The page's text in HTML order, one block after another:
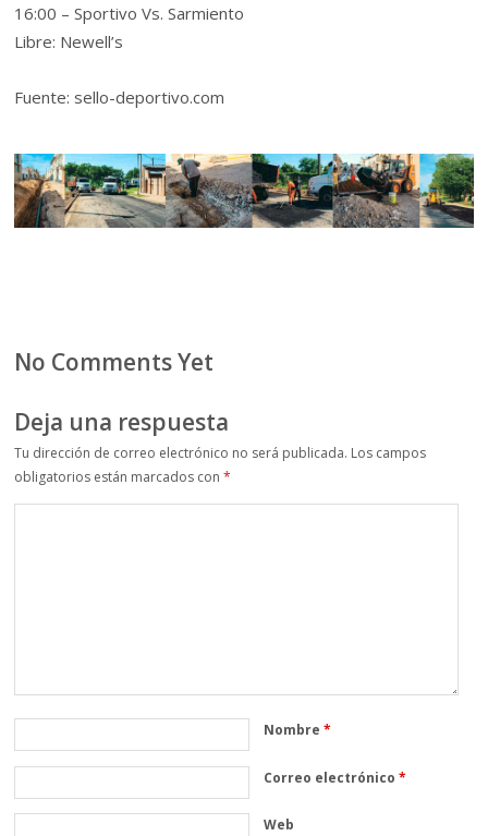
16:00 – Sportivo Vs. Sarmiento
Libre: Newell’s
Fuente: sello-deportivo.com
No Comments Yet
Deja una respuesta
Tu dirección de correo electrónico no será publicada. Los campos
obligatorios están marcados con*
Nombre*
Correo electrónico*
Web